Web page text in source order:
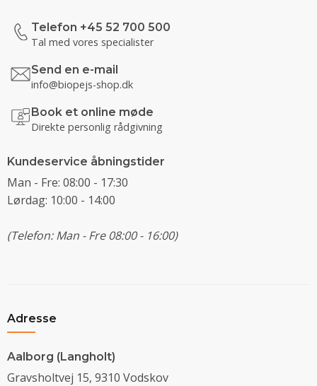
Telefon +45 52 700 500
Tal med vores specialister
Send en e-mail
info@biopejs-shop.dk
Book et online møde
Direkte personlig rådgivning
Kundeservice åbningstider
Man - Fre: 08:00 - 17:30
Lørdag: 10:00 - 14:00
(Telefon: Man - Fre 08:00 - 16:00)
Adresse
Aalborg (Langholt)
Gravsholtvej 15, 9310 Vodskov